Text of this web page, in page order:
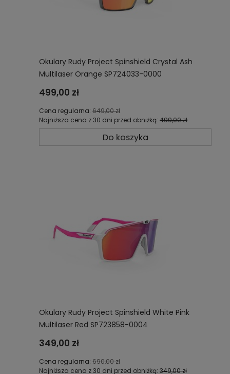
Okulary Rudy Project Spinshield Crystal Ash
Multilaser Orange SP724033-0000
499,00 zł
Cena regularna: 649,00 zł
Najniższa cena z 30 dni przed obniżką: 499,00 zł
Do koszyka
Okulary Rudy Project Spinshield White Pink
Multilaser Red SP723858-0004
349,00 zł
Cena regularna: 690,00 zł
Najniższa cena z 30 dni przed obniżką: 349,00 zł